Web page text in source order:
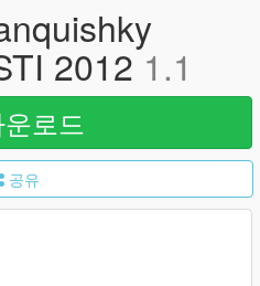
20121.1
로드
공유